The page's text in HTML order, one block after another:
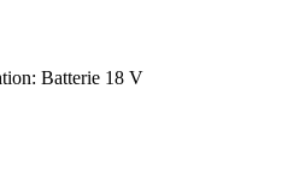
Batterie 18 V